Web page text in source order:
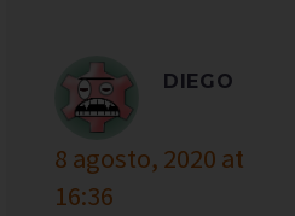
DIEGO
8 agosto, 2020 at
16:36